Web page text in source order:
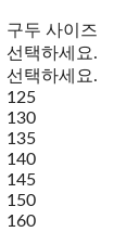
구두 사이즈
선택하세요.
선택하세요.
125
130
135
140
145
150
160